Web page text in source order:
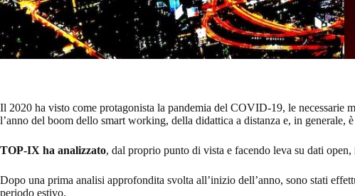
Il 2020 ha visto come protagonista la pandemia del COVID-19, le necessarie
l’anno del boom dello smart working, della didattica a distanza e, in generale,
TOP-IX ha analizzato, dal proprio punto di vista e facendo leva su dati open,
Dopo una prima analisi approfondita svolta all’inizio dell’anno, sono stati
periodo estivo.